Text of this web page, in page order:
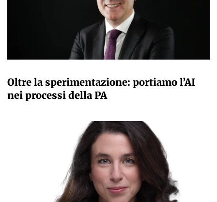
Oltre la sperimentazione: portiamo l’AI
nei processi della PA